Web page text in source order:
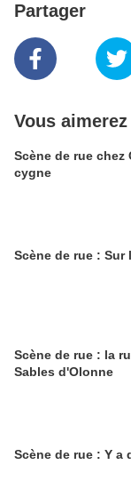
Partager
Vous
Scène de rue chez
cygne
Scène de rue : Sur
Scène de rue : la
Sables d'Olonne
Scène de rue : Y a